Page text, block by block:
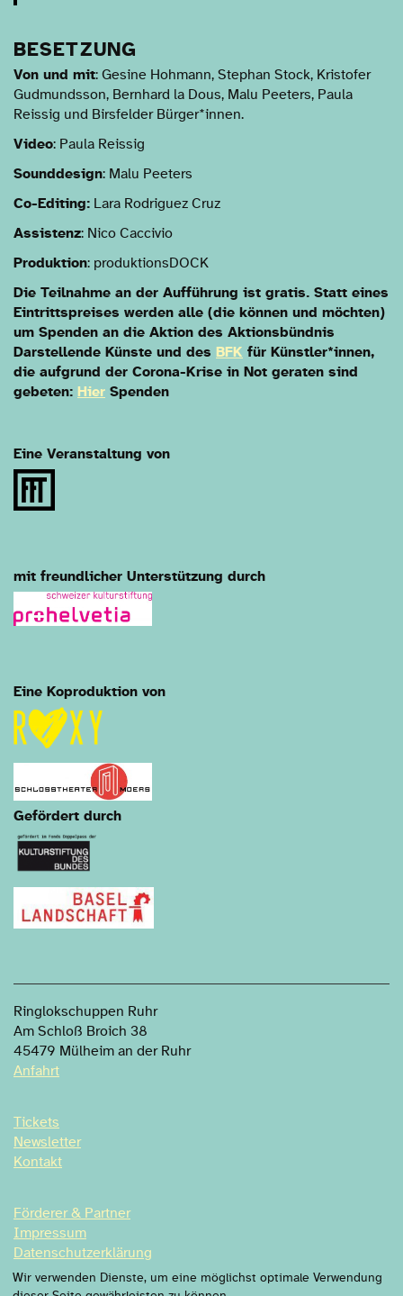
BESETZUNG
Von und mit: Gesine Hohmann, Stephan Stock, Kristofer
Gudmundsson, Bernhard la Dous, Malu Peeters, Paula
Reissig und Birsfelder Bürger*innen.
Video: Paula Reissig
Sounddesign: Malu Peeters
Co-Editing: Lara Rodriguez Cruz
Assistenz: Nico Caccivio
Produktion: produktionsDOCK
Die Teilnahme an der Aufführung ist gratis. Statt eines
Eintrittspreises werden alle (die können und möchten)
um Spenden an die Aktion des Aktionsbündnis
Darstellende Künste und des BFK für Künstler*innen,
die aufgrund der Corona-Krise in Not geraten sind
gebeten: Hier Spenden
Eine Veranstaltung von
mit freundlicher Unterstützung durch
Eine Koproduktion von
Gefördert durch
Ringlokschuppen Ruhr
Am Schloß Broich 38
45479 Mülheim an der Ruhr
Anfahrt
Tickets
Newsletter
Kontakt
Förderer & Partner
Impressum
Datenschutzerklärung
Datenschutzeinstellung
Wir verwenden Dienste, um eine möglichst optimale Verwendung